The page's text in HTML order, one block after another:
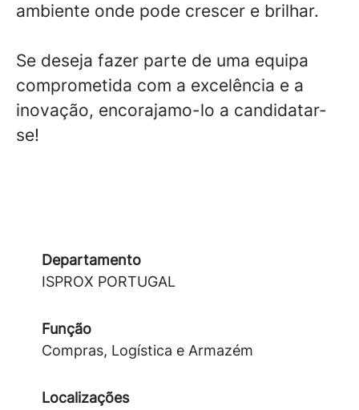
ambiente onde pode crescer e brilhar.
Se deseja fazer parte de uma equipa
comprometida com a excelência e a
inovação, encorajamo-lo a candidatar-
se!
Departamento
ISPROX PORTUGAL
Função
Compras, Logística e Armazém
Localizações